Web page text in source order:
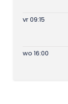
vr 09:15
wo 16:00